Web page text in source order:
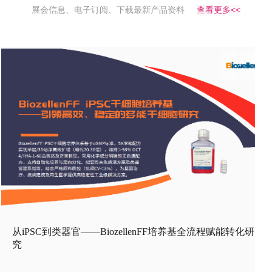
展会信息、电子订阅、下载最新产品资料 查看更多<<
从iPSC到类器官——BiozellenFF培养基全流程赋能转化研
究